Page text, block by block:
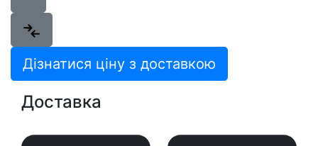
Дізнатися ціну з доставкою
Доставка